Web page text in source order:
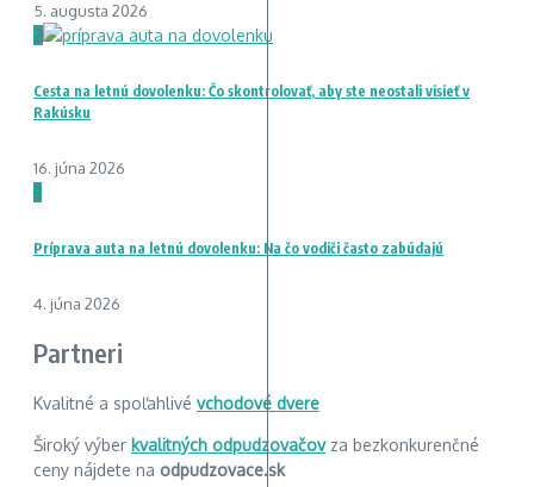
5. augusta 2026
2
Cesta na letnú dovolenku: Čo skontrolovať, aby ste neostali visieť v
Rakúsku
16. júna 2026
3
Príprava auta na letnú dovolenku: Na čo vodiči často zabúdajú
4. júna 2026
Partneri
Kvalitné a spoľahlivé vchodové dvere
Široký výber kvalitných odpudzovačovza bezkonkurenčné
ceny nájdete na odpudzovace.sk